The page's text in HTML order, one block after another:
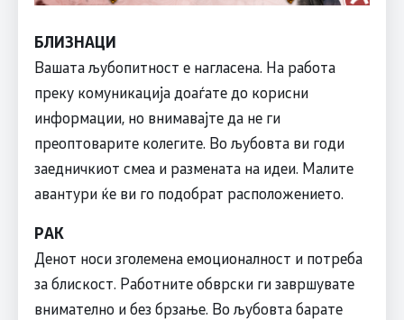
БЛИЗНАЦИ
Вашата љубопитност е нагласена. На работа
преку комуникација доаѓате до корисни
информации, но внимавајте да не ги
преоптоварите колегите. Во љубовта ви годи
заедничкиот смеа и размената на идеи. Малите
авантури ќе ви го подобрат расположението.
РАК
Денот носи зголемена емоционалност и потреба
за блискост. Работните обврски ги завршувате
внимателно и без брзање. Во љубовта барате